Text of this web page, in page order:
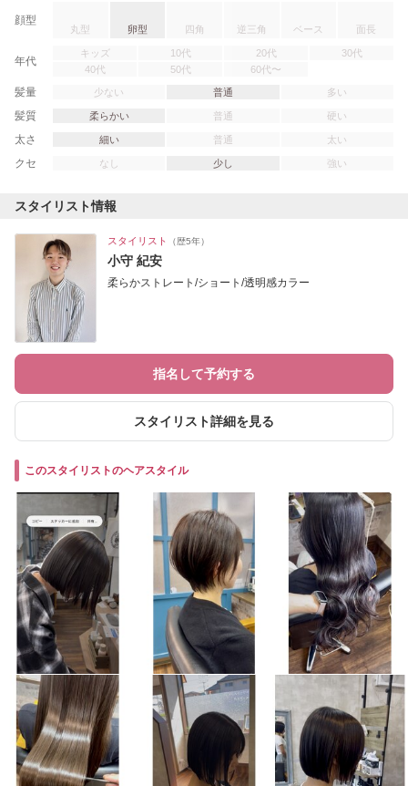
顔型
丸型 卵型 四角 逆三角 ベース 面長
年代
キッズ 10代 20代
30代
40代
50代 60代〜
髪量 少ない 普通 多い
髪質 柔らかい 普通 硬い
太さ 細い 普通 太い
クセ なし 少し 強い
スタイリスト情報
スタイリスト （歴5年）
小守 紀安
柔らかストレート/ショート/透明感カラー
指名して予約する
スタイリスト詳細を見る
このスタイリストのヘアスタイル